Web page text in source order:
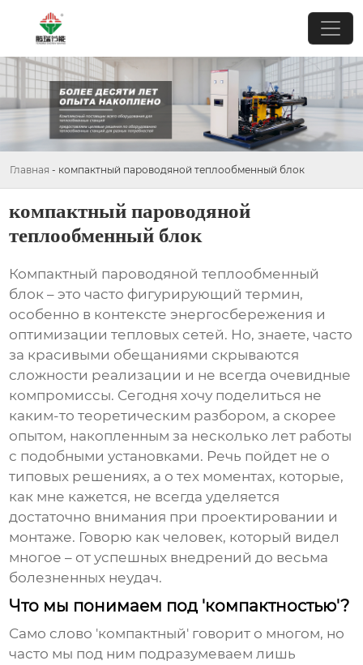
Главная - компактный пароводяной теплообменный блок
компактный пароводяной
теплообменный блок
Компактный пароводяной теплообменный
блок – это часто фигурирующий термин,
особенно в контексте энергосбережения и
оптимизации тепловых сетей. Но, знаете, часто
за красивыми обещаниями скрываются
сложности реализации и не всегда очевидные
компромиссы. Сегодня хочу поделиться не
каким-то теоретическим разбором, а скорее
опытом, накопленным за несколько лет работы
с подобными установками. Речь пойдет не о
типовых решениях, а о тех моментах, которые,
как мне кажется, не всегда уделяется
достаточно внимания при проектировании и
монтаже. Говорю как человек, который видел
многое – от успешных внедрений до весьма
болезненных неудач.
Что мы понимаем под 'компактностью'?
Само слово 'компактный' говорит о многом, но
часто мы под ним подразумеваем лишь